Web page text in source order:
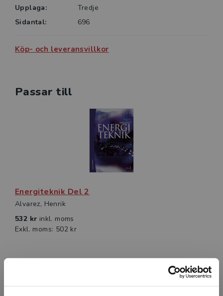
Upplaga:
Tredje
Sidantal:
696
Köp- och leveransvillkor
Passar till
Energiteknik Del 2
Alvarez, Henrik
532 kr inkl. moms
Exkl. moms: 502 kr
Författare